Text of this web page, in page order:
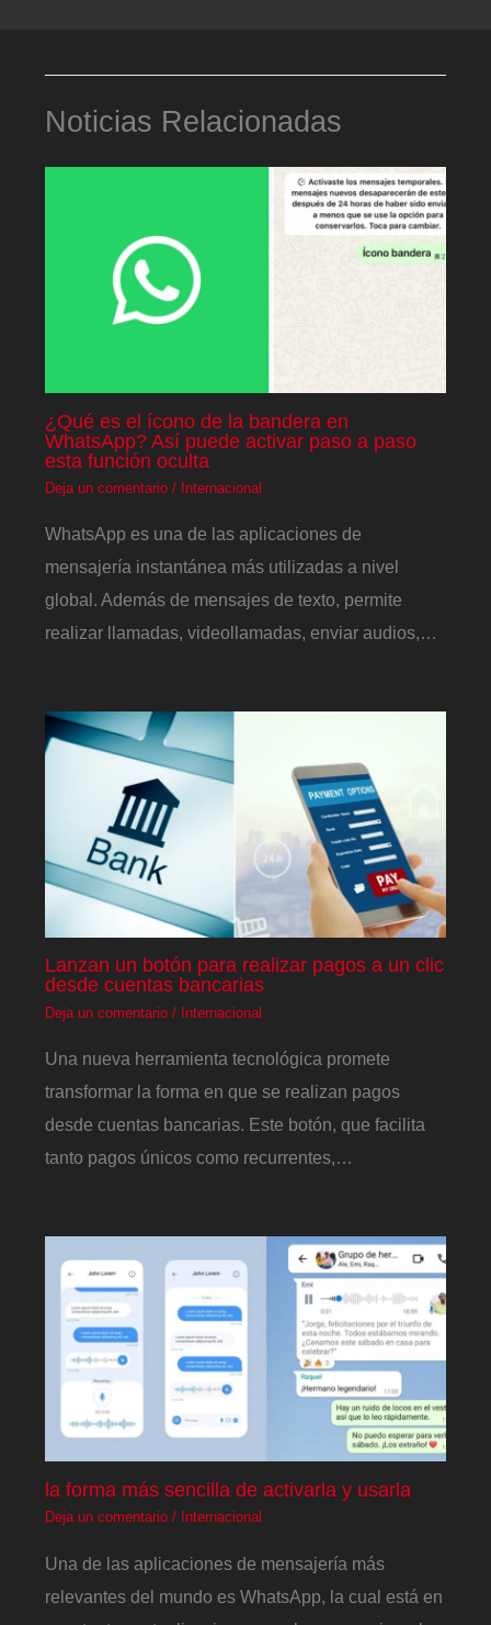
Noticias Relacionadas
¿Qué es el ícono de la bandera en
WhatsApp? Así puede activar paso a paso
esta función oculta
Deja un comentario / Internacional
WhatsApp es una de las aplicaciones de
mensajería instantánea más utilizadas a nivel
global. Además de mensajes de texto, permite
realizar llamadas, videollamadas, enviar audios,…
Lanzan un botón para realizar pagos a un clic
desde cuentas bancarias
Deja un comentario / Internacional
Una nueva herramienta tecnológica promete
transformar la forma en que se realizan pagos
desde cuentas bancarias. Este botón, que facilita
tanto pagos únicos como recurrentes,…
la forma más sencilla de activarla y usarla
Deja un comentario / Internacional
Una de las aplicaciones de mensajería más
relevantes del mundo es WhatsApp, la cual está en